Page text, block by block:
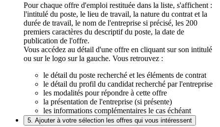
Pour chaque offre d'emploi restituée dans la liste, s'affichent :
l'intitulé du poste, le lieu de travail, la nature du contrat et la
durée de travail, le nom de l'entreprise si précisé, les 200
premiers caractères du descriptif du poste, la date de
publication de l'offre.
Vous accédez au détail d'une offre en cliquant sur son intitulé
ou sur le logo sur la gauche. Vous retrouvez :
le détail du poste recherché et les éléments de contrat
le détail du profil du candidat recherché par l'entreprise
les modalités pour répondre à cette offre
la présentation de l'entreprise (si présente)
les informations complémentaires le cas échéant
5. Ajouter à votre sélection les offres qui vous intéressent